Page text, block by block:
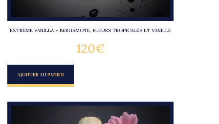
EXTRÊME VANILLA – BERGAMOTE, FLEURS TROPICALES ET VANILLE
120€
AJOUTER AU PANIER